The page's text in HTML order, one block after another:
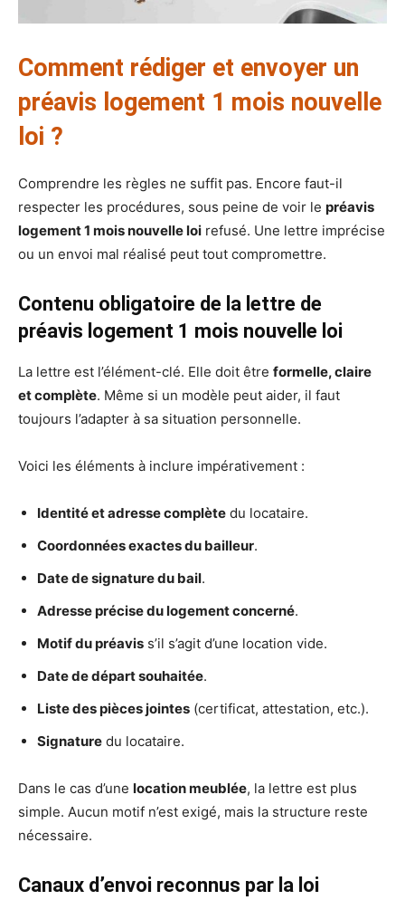
Comment rédiger et envoyer un
préavis logement 1 mois nouvelle
loi ?
Comprendre les règles ne suffit pas. Encore faut-il
respecter les procédures, sous peine de voir le préavis
logement 1 mois nouvelle loi refusé. Une lettre imprécise
ou un envoi mal réalisé peut tout compromettre.
Contenu obligatoire de la lettre de
préavis logement 1 mois nouvelle loi
La lettre est l’élément-clé. Elle doit être formelle, claire
et complète. Même si un modèle peut aider, il faut
toujours l’adapter à sa situation personnelle.
Voici les éléments à inclure impérativement :
Identité et adresse complète du locataire.
Coordonnées exactes du bailleur.
Date de signature du bail.
Adresse précise du logement concerné.
Motif du préavis s’il s’agit d’une location vide.
Date de départ souhaitée.
Liste des pièces jointes (certificat, attestation, etc.).
Signature du locataire.
Dans le cas d’une location meublée, la lettre est plus
simple. Aucun motif n’est exigé, mais la structure reste
nécessaire.
Canaux d’envoi reconnus par la loi